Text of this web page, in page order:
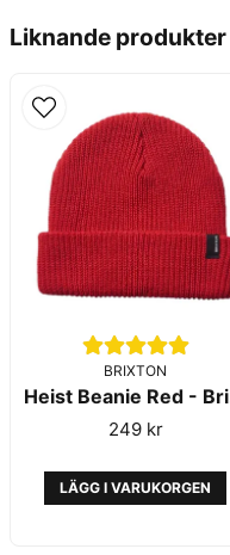
Ja, ni får
Liknande produkter
BRIXTON
249 kr
LÄGG I VARUKORGEN